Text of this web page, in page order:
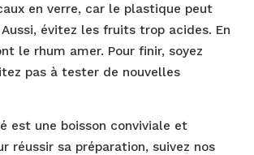
en verre, car le plastique peut
évitez les fruits trop acides. En
le rhum amer. Pour finir, soyez
pas à tester de nouvelles
est une boisson conviviale et
réussir sa préparation, suivez nos